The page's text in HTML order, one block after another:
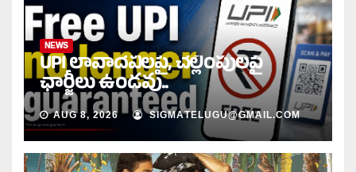
NEWS
UPI లావాదేవీలపై, చెల్లింపులపై
ఛార్జీలు ఉండవు..
AUG 8, 2026 SIGMATELUGU@GMAIL.COM